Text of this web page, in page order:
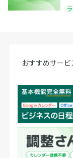
おすすめサービ